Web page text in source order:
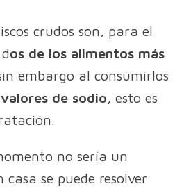
crudos son, para el
os de los alimentos más
embargo al consumirlos
de sodio, esto es
no sería un
se puede resolver